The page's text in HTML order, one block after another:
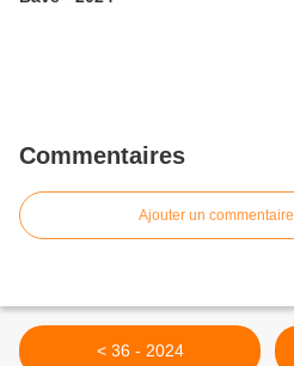
Commentaires
Ajouter un commentaire
< 36 - 2024